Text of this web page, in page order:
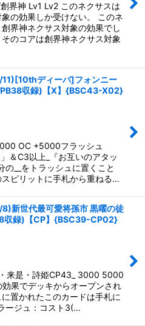
界神 Lv1 Lv2 このネクサスは
の効果しか受けない。 このネ
界神ネクサス対象の効果でし
のコアは創界神ネクサス対象
11)[10thディーバ]フォンニー
収録)【X】{BSC43-X02}
OC +5000フラッシュ
」＆C3以上_『お互いのアタッ
の__をトラッシュに置くこと
ピリットに手札から重ねる…
新世代最可愛将孫市 黒曜の徒
収録)【CP】{BSC39-CP02}
来是・詩姫CP43_ 3000 5000
果でデッキからオープンされ
置かれたこのカードは手札に
ージュ：コスト3(…